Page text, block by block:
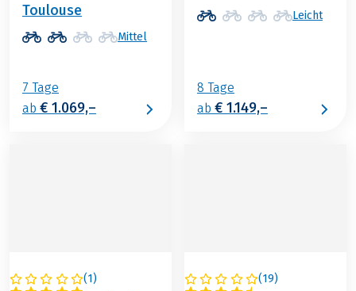
Toulouse
Mittel
7 Tage
ab € 1.069,–
Leicht
8 Tage
ab € 1.149,–
(1)
NIEDERLANDE (19)
NIEDERLANDE